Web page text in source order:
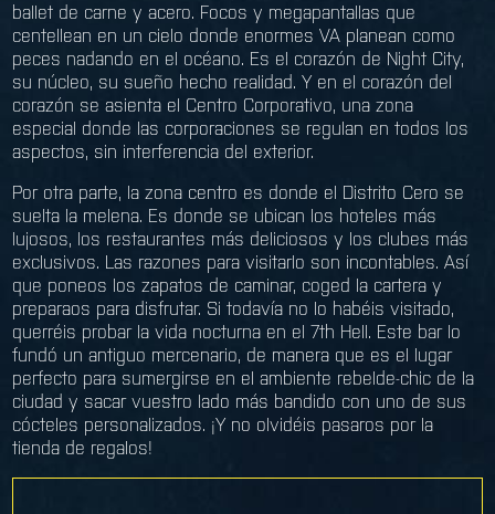
ballet de carne y acero. Focos y megapantallas que
centellean en un cielo donde enormes VA planean como
peces nadando en el océano. Es el corazón de Night City,
su núcleo, su sueño hecho realidad. Y en el corazón del
corazón se asienta el Centro Corporativo, una zona
especial donde las corporaciones se regulan en todos los
aspectos, sin interferencia del exterior.
Por otra parte, la zona centro es donde el Distrito Cero se
suelta la melena. Es donde se ubican los hoteles más
lujosos, los restaurantes más deliciosos y los clubes más
exclusivos. Las razones para visitarlo son incontables. Así
que poneos los zapatos de caminar, coged la cartera y
preparaos para disfrutar. Si todavía no lo habéis visitado,
querréis probar la vida nocturna en el 7th Hell. Este bar lo
fundó un antiguo mercenario, de manera que es el lugar
perfecto para sumergirse en el ambiente rebelde-chic de la
ciudad y sacar vuestro lado más bandido con uno de sus
cócteles personalizados. ¡Y no olvidéis pasaros por la
tienda de regalos!